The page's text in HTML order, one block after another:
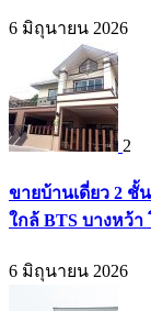
6 มิถุนายน 2026
2
ขายบ้านเดี่ยว 2
ใกล้ BTS บางหว้า
6 มิถุนายน 2026